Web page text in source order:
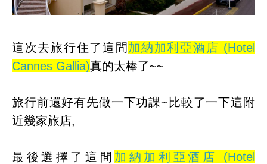
這次去旅行住了這間 加納加利亞酒店 (Hotel
Cannes Gallia)真的太棒了~~
旅行前還好有先做一下功課~比較了一下這附
近幾家旅店,
最後選擇了這間 加納加利亞酒店 (Hotel